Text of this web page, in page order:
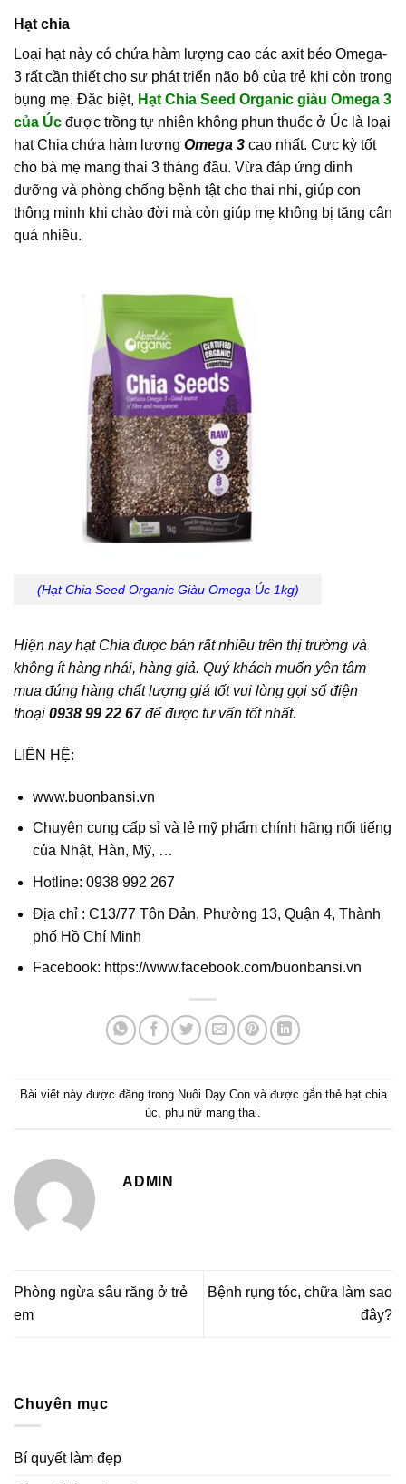
Hạt chia
Loại hạt này có chứa hàm lượng cao các axit béo Omega-
3 rất cần thiết cho sự phát triển não bộ của trẻ khi còn trong
bụng mẹ. Đặc biệt, Hạt Chia Seed Organic giàu Omega 3
của Úc được trồng tự nhiên không phun thuốc ở Úc là loại
hạt Chia chứa hàm lượng Omega 3 cao nhất. Cực kỳ tốt
cho bà mẹ mang thai 3 tháng đầu. Vừa đáp ứng dinh
dưỡng và phòng chống bệnh tật cho thai nhi, giúp con
thông minh khi chào đời mà còn giúp mẹ không bị tăng cân
quá nhiều.
(Hạt Chia Seed Organic Giàu Omega Úc 1kg)
Hiện nay hạt Chia được bán rất nhiều trên thị trường và
không ít hàng nhái, hàng giả. Quý khách muốn yên tâm
mua đúng hàng chất lượng giá tốt vui lòng gọi số điện
thoại 0938 99 22 67để được tư vấn tốt nhất.
LIÊN HỆ:
www.buonbansi.vn
Chuyên cung cấp sỉ và lẻ mỹ phẩm chính hãng nổi tiếng
của Nhật, Hàn, Mỹ, …
Hotline: 0938 992 267
Địa chỉ : C13/77 Tôn Đản, Phường 13, Quận 4, Thành
phố Hồ Chí Minh
Facebook: https://www.facebook.com/buonbansi.vn
Bài viết này được đăng trong Nuôi Dạy Convà được gắn thẻ hạt chia
úc phụ nữ mang thai
ADMIN
Phòng ngừa sâu răng ở trẻ
em
Bệnh rụng tóc, chữa làm sao
đây?
Chuyên mục
Bí quyết làm đẹp